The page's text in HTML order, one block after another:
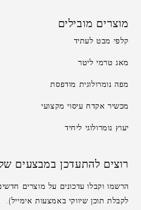
מוצרים מובילים
קלפי מבט לעתיד
מאג טרמי ליטר
מפה נומרולוגית מודפסת
מכשיר אקדח עיסוי מקצועי
יעוץ נומרולוגי ליחיד
רוצים להתעדכן במבצעים
הרשמו וקבלו עדכונים על מוצרים
לקבלת תוכן שיווקי באמצעות אימייל).